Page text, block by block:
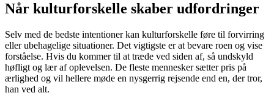
Når kulturforskelle skaber udfordringer
Selv med de bedste intentioner kan kulturforskelle føre til forvirring
eller ubehagelige situationer. Det vigtigste er at bevare roen og vise
forståelse. Hvis du kommer til at træde ved siden af, så undskyld
høfligt og lær af oplevelsen. De fleste mennesker sætter pris på
ærlighed og vil hellere møde en nysgerrig rejsende end en, der tror,
han ved alt.